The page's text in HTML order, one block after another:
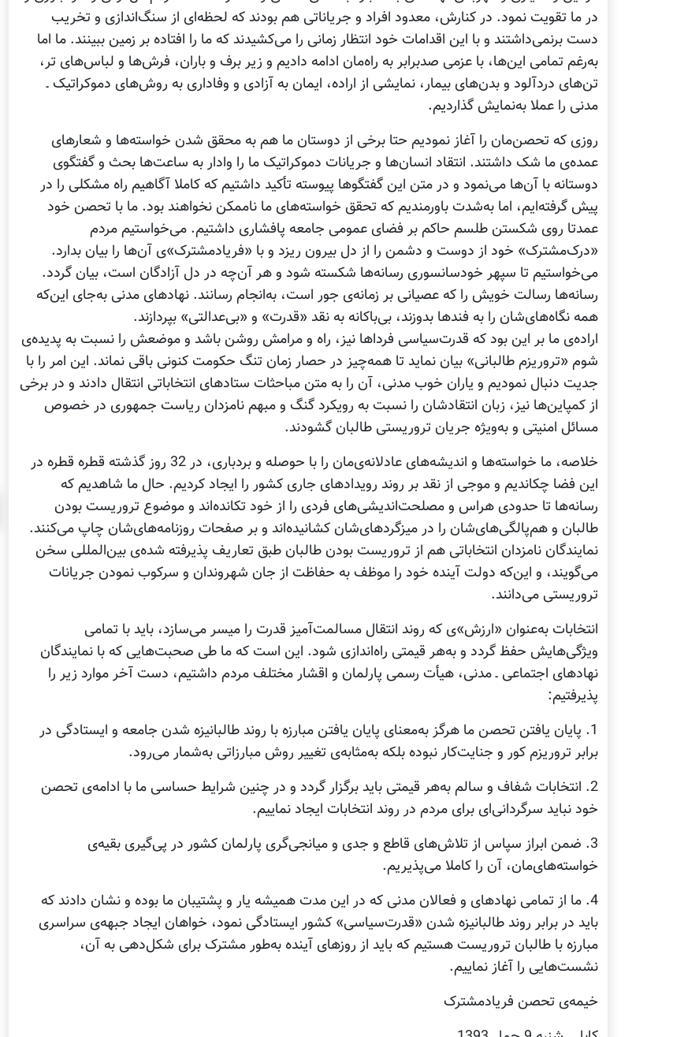
در ما تقویت نمود. در کنارش، معدود افراد و جریاناتی هم بودند که لحظه‌ای از سنگ‌اندازی و تخریب
دست برنمی‌داشتند و با این اقدامات خود انتظار زمانی را می‌کشیدند که ما را افتاده بر زمین ببینند. ما اما
به‌رغم تمامی این‌ها، با عزمی صدبرابر به راه‌مان ادامه دادیم و زیر برف و باران، فرش‌ها و لباس‌های تر،
تن‌های دردآلود و بدن‌های بیمار، نمایشی از اراده، ایمان به آزادی و وفاداری به روش‌های دموکراتیک ـ
مدنی را عملا به‌نمایش گذاردیم.
روزی که تحصن‌مان را آغاز نمودیم حتا برخی از دوستان ما هم به محقق شدن خواسته‌ها و شعارهای
عمده‌ی ما شک داشتند. انتقاد انسان‌ها و جریانات دموکراتیک ما را وادار به ساعت‌ها بحث و گفتگوی
دوستانه با آن‌ها می‌نمود و در متن این گفتگوها پیوسته تأکید داشتیم که کاملا آگاهیم راه مشکلی را در
پیش گرفته‌ایم، اما به‌شدت باورمندیم که تحقق خواسته‌های ما ناممکن نخواهند بود. ما با تحصن خود
عمدتا روی شکستن طلسم حاکم بر فضای عمومی جامعه پافشاری داشتیم. می‌خواستیم مردم
«درک‌مشترک» خود از دوست و دشمن را از دل بیرون ریزد و با «فریادمشترک»ی آن‌ها را بیان بدارد.
می‌خواستیم تا سپهر خودسانسوری رسانه‌ها شکسته شود و هر آن‌چه در دل آزادگان است، بیان گردد.
رسانه‌ها رسالت خویش را که عصیانی بر زمانه‌ی جور است، به‌انجام رسانند. نهادهای مدنی به‌جای این‌که
همه نگاه‌های‌شان را به فندها بدوزند، بی‌باکانه به نقد «قدرت» و «بی‌عدالتی» بپردازند.
اراده‌ی ما بر این بود که قدرت‌سیاسی فرداها نیز، راه و مرامش روشن باشد و موضعش را نسبت به پدیده‌ی
شوم «تروریزم طالبانی» بیان نماید تا همه‌چیز در حصار زمان تنگ حکومت کنونی باقی نماند. این امر را با
جدیت دنبال نمودیم و یاران خوب مدنی، آن را به متن مباحثات ستادهای انتخاباتی انتقال دادند و در برخی
از کمپاین‌ها نیز، زبان انتقادشان را نسبت به رویکرد گنگ و مبهم نامزدان ریاست جمهوری در خصوص
مسائل امنیتی و به‌ویژه جریان تروریستی طالبان گشودند.
خلاصه، ما خواسته‌ها و اندیشه‌های عادلانه‌ی‌مان را با حوصله و بردباری، در 32 روز گذشته قطره قطره در
این فضا چکاندیم و موجی از نقد بر روند رویدادهای جاری کشور را ایجاد کردیم. حال ما شاهدیم که
رسانه‌ها تا حدودی هراس و مصلحت‌اندیشی‌های فردی را از خود تکانده‌اند و موضوع تروریست بودن
طالبان و هم‌پالگی‌های‌شان را در میزگردهای‌شان کشانیده‌اند و بر صفحات روزنامه‌های‌شان چاپ می‌کنند.
نمایندگان نامزدان انتخاباتی هم از تروریست بودن طالبان طبق تعاریف پذیرفته شده‌ی بین‌المللی سخن
می‌گویند، و این‌که دولت آینده خود را موظف به حفاظت از جان شهروندان و سرکوب نمودن جریانات
تروریستی می‌دانند.
انتخابات به‌عنوان «ارزش»ی که روند انتقال مسالمت‌آمیز قدرت را میسر می‌سازد، باید با تمامی
ویژگی‌هایش حفظ گردد و به‌هر قیمتی راه‌اندازی شود. این است که ما طی صحبت‌هایی که با نمایندگان
نهادهای اجتماعی ـ مدنی، هیأت رسمی پارلمان و اقشار مختلف مردم داشتیم، دست آخر موارد زیر را
پذیرفتیم:
1. پایان یافتن تحصن ما هرگز به‌معنای پایان یافتن مبارزه با روند طالبانیزه شدن جامعه و ایستادگی در
برابر تروریزم کور و جنایت‌کار نبوده بلکه به‌مثابه‌ی تغییر روش مبارزاتی به‌شمار می‌رود.
2. انتخابات شفاف و سالم به‌هر قیمتی باید برگزار گردد و در چنین شرایط حساسی ما با ادامه‌ی تحصن
خود نباید سرگردانی‌ای برای مردم در روند انتخابات ایجاد نماییم.
3. ضمن ابراز سپاس از تلاش‌های قاطع و جدی و میانجی‌گری پارلمان کشور در پی‌گیری بقیه‌ی
خواسته‌های‌مان، آن را کاملا می‌پذیریم.
4. ما از تمامی نهادهای و فعالان مدنی که در این مدت همیشه یار و پشتیبان ما بوده و نشان دادند که
باید در برابر روند طالبانیزه شدن «قدرت‌سیاسی» کشور ایستادگی نمود، خواهان ایجاد جبهه‌ی سراسری
مبارزه با طالبان تروریست هستیم که باید از روزهای آینده به‌طور مشترک برای شکل‌دهی به آن،
نشست‌هایی را آغاز نماییم.
خیمه‌ی تحصن فریادمشترک